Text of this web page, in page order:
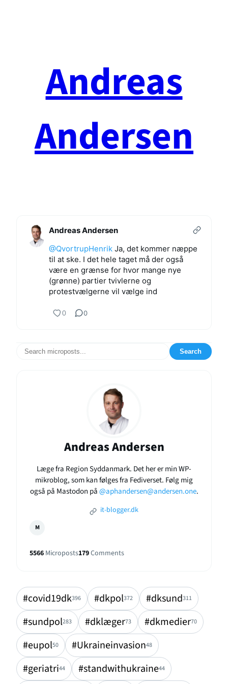
Andreas
Andersen
Andreas Andersen
@QvortrupHenrik Ja, det kommer næppe
til at ske. I det hele taget må der også
være en grænse for hvor mange nye
(grønne) partier tvivlerne og
protestvælgerne vil vælge ind
0 0
Search
Andreas Andersen
Læge fra Region Syddanmark. Det her er min WP-
mikroblog, som kan følges fra Fediverset. Følg mig
også på Mastodon på@aphandersen@andersen.one.
it-blogger.dk
M
5566 Microposts179Comments
#covid19dk396 #dkpol372 #dksund311
#sundpol283 #dklæger73 #dkmedier70
#eupol50 #Ukraineinvasion48
#geriatri44 #standwithukraine44